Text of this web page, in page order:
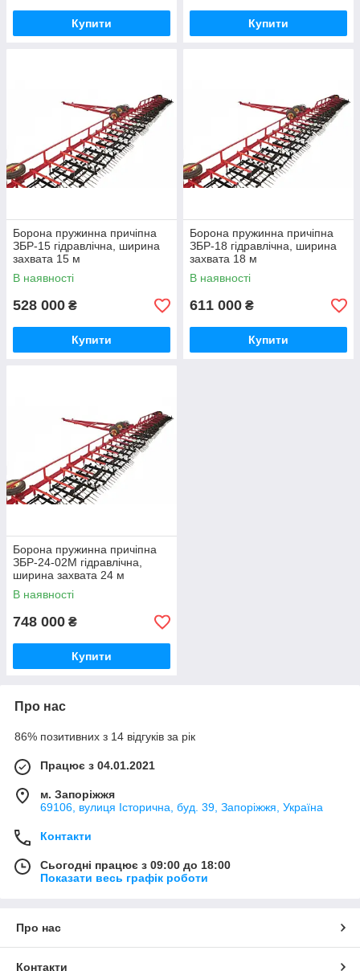
Купити Купити
Борона пружинна причіпна
ЗБР-15 гідравлічна, ширина
захвата 15 м
В наявності
528 000 ₴
Купити
Борона пружинна причіпна
ЗБР-18 гідравлічна, ширина
захвата 18 м
В наявності
611 000 ₴
Купити
Борона пружинна причіпна
ЗБР-24-02М гідравлічна,
ширина захвата 24 м
В наявності
748 000 ₴
Купити
Про нас
86% позитивних з 14 відгуків за рік
Працює з 04.01.2021
м. Запоріжжя
69106, вулиця Історична, буд. 39, Запоріжжя, Україна
Контакти
Сьогодні працює з 09:00 до 18:00
Показати весь графік роботи
Про нас
Контакти